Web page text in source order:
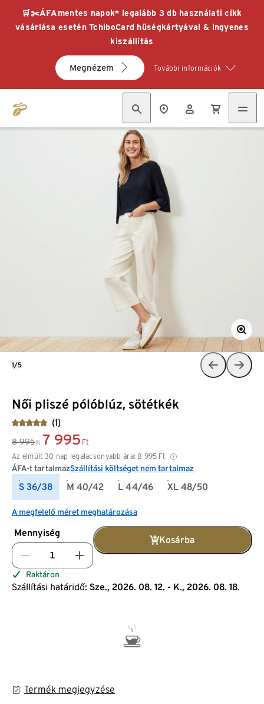
🛒✂️ÁFAmentes napok* legalább 3 db használati cikk
vásárlása esetén TchiboCard hűségkártyával & ingyenes
kiszállítás
Megnézem További információk
Női pliszé pólóblúz, sötétkék
(1)
8 995 Ft 7 995 Ft
Az elmúlt 30 nap legalacsonyabb ára: 8 995 Ft
ÁFA-t tartalmazSzállítási költséget nem tartalmaz
S 36/38 M 40/42 L 44/46 XL 48/50
A megfelelő méret meghatározása
Mennyiség
Kosárba
Raktáron
Szállítási határidő: Sze., 2026. 08. 12. - K., 2026. 08. 18.
Termék megjegyzése
1/5